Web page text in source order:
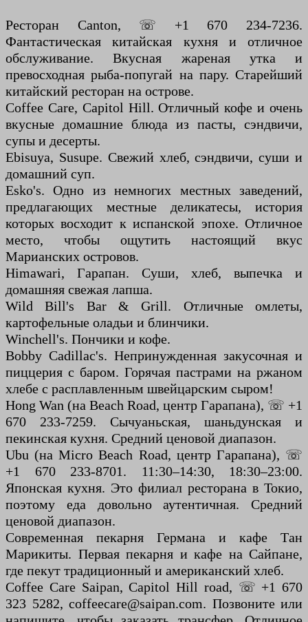
Ресторан Canton, ☏ +1 670 234-7236.
Фантастическая китайская кухня и отличное
обслуживание. Вкусная жареная утка и
превосходная рыба-попугай на пару. Старейший
китайский ресторан на острове.
Coffee Care, Capitol Hill. Отличный кофе и очень
вкусные домашние блюда из пасты, сэндвичи,
супы и десерты.
Ebisuya, Susupe. Свежий хлеб, сэндвичи, суши и
домашний суп.
Esko's. Одно из немногих местных заведений,
предлагающих местные деликатесы, история
которых восходит к испанской эпохе. Отличное
место, чтобы ощутить настоящий вкус
Марианских островов.
Himawari, Гарапан. Суши, хлеб, выпечка и
домашняя свежая лапша.
Wild Bill's Bar & Grill. Отличные омлеты,
картофельные оладьи и блинчики.
Winchell's. Пончики и кофе.
Bobby Cadillac's. Непринужденная закусочная и
пиццерия с баром. Горячая пастрами на ржаном
хлебе с расплавленным швейцарским сыром!
Hong Wan (на Beach Road, центр Гарапана), ☏ +1
670 233-7259. Сычуаньская, шаньдунская и
пекинская кухня. Средний ценовой диапазон.
Ubu (на Micro Beach Road, центр Гарапана), ☏
+1 670 233-8701. 11:30–14:30, 18:30–23:00.
Японская кухня. Это филиал ресторана в Токио,
поэтому еда довольно аутентичная. Средний
ценовой диапазон.
Современная пекарня Германа и кафе Тан
Марикиты. Первая пекарня и кафе на Сайпане,
где пекут традиционный и американский хлеб.
Coffee Care Saipan, Capitol Hill road, ☏ +1 670
323 5282, coffeecare@saipan.com. Позвоните или